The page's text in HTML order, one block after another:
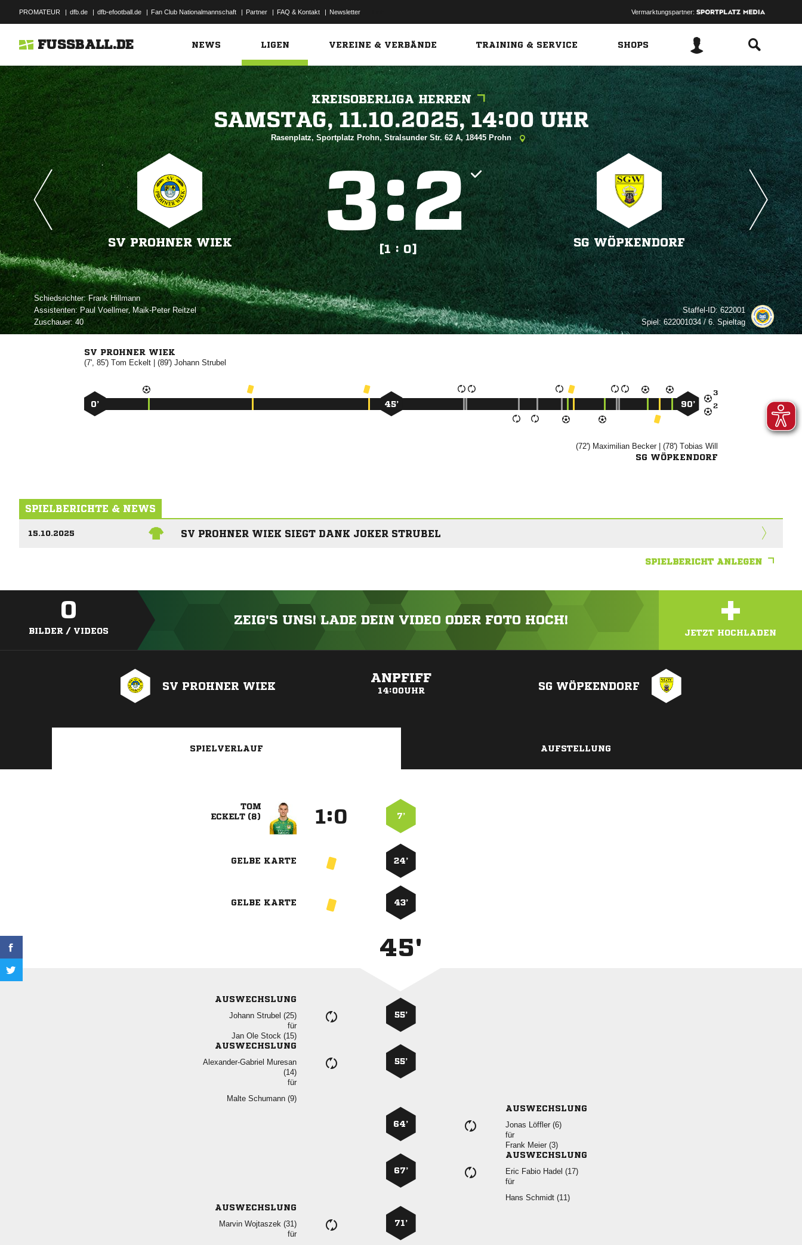
PROMATEUR | dfb.de | dfb-efootball.de | Fan Club Nationalmannschaft | Partner | FAQ & Kontakt | Newsletter Vermarktungspartner:
FUSSBALL.DE NEWS LIGEN VEREINE & VERBÄNDE TRAINING & SERVICE SHOPS
KREISOBERLIGA HERREN
   
Rasenplatz, Sportplatz Prohn, Stralsunder Str. 62 A, 18445 Prohn
SV PROHNER WIEK
:
[1 : 0]
SG WÖPKENDORF
Schiedsrichter: 
Assistenten: ,  
Zuschauer:40
Staffel-ID:622001
Spiel:622001034 / 6. Spieltag
SV PROHNER WIEK
(7', 85')  | (89') 


0’ 45’ 90’
(72')  | (78') 
SG WÖPKENDORF
SPIELBERICHTE & NEWS
15.10.2025 SV PROHNER WIEK SIEGT DANK JOKER STRUBEL
SPIELBERICHT ANLEGEN
0
BILDER / VIDEOS
ZEIG'S UNS! LADE DEIN VIDEO ODER FOTO HOCH! +
JETZT HOCHLADEN
SV PROHNER WIEK
ANPFIFF
14:00UHR SG WÖPKENDORF
SPIELVERLAUF AUFSTELLUNG

 
: 7’
GELBE KARTE 24’
GELBE KARTE 43’
45'
AUSWECHSLUNG
  
für
   
55’
AUSWECHSLUNG
 

für
  
55’
64’
AUSWECHSLUNG
  
für
  
67’
AUSWECHSLUNG
   
für
  
AUSWECHSLUNG
  
für
71’